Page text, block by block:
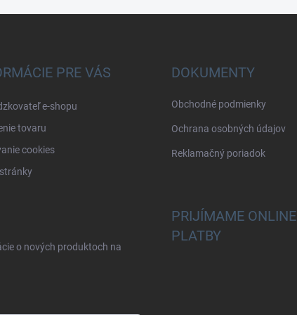
PRE VÁS
e-shopu
tovaru
cookies
DOKUMENTY
Obchodné podmienky
Ochrana osobných údajov
Reklamačný poriadok
o nových produktoch na
PRIJÍMAME ONLINE
PLATBY